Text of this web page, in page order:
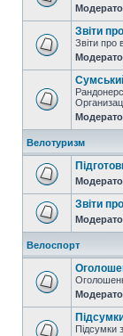
Звіти
Звіти про
Велотуризм
Звіти
Велоспорт
Підсумки